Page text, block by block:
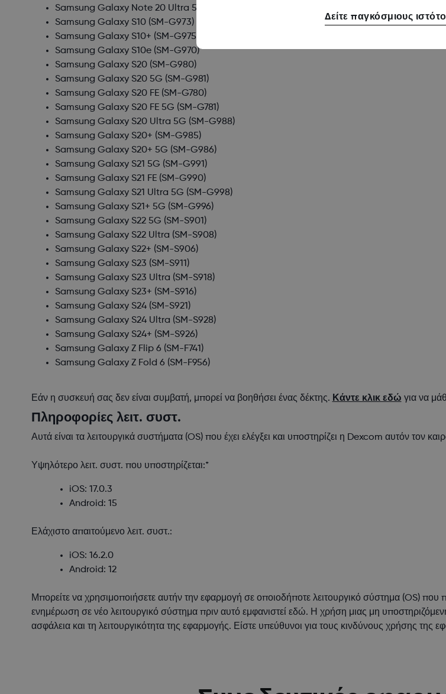
Samsung Galaxy Note 20 Ultra 5G
Samsung Galaxy S10(SM-G973)
Samsung Galaxy S10+ (SM-G975)
Samsung Galaxy S10e(SM-G970)
Samsung Galaxy S20(SM-G980)
Samsung Galaxy S20 5G (SM-G981)
Samsung Galaxy S20 FE(SM-G780)
Samsung Galaxy S20 FE 5G (SM-G781)
Samsung Galaxy S20 Ultra 5G (SM-G988)
Samsung Galaxy S20+ (SM-G985)
Samsung Galaxy S20+ 5G (SM-G986)
Samsung Galaxy S21 5G (SM-G991)
Samsung Galaxy S21 FE(SM-G990)
Samsung Galaxy S21 Ultra 5G (SM-G998)
Samsung Galaxy S21+ 5G (SM-G996)
Samsung Galaxy S22 5G (SM-S901)
Samsung Galaxy S22 Ultra (SM-S908)
Samsung Galaxy S22+ (SM-S906)
Samsung Galaxy S23 (SM-S911)
Samsung Galaxy S23 Ultra (SM-S918)
Samsung Galaxy S23+ (SM-S916)
Samsung Galaxy S24(SM-S921)
Samsung Galaxy S24 Ultra (SM-S928)
Samsung Galaxy S24+ (SM-S926)
Samsung Galaxy Z Flip 6 (SM-F741)
Samsung Galaxy Z Fold 6 (SM-F956)
Εάν η συσκευή σας δεν είναι συμβατή, μπορεί να βοηθήσει ένας δέκτης. Κάντε κλικ εδώ για να
Πληροφορίες λειτ. συστ.
Αυτά είναι τα λειτουργικά συστήματα (OS) που έχει ελέγξει και υποστηρίζει η Dexcom αυτόν τον
Υψηλότερο λειτ. συστ. που υποστηρίζεται:*
iOS: 17.0.3
Android: 15
Ελάχιστο απαιτούμενο λειτ. συστ.:
iOS: 16.2.0
Android: 12
Μπορείτε να χρησιμοποιήσετε αυτήν την εφαρμογή σε οποιοδήποτε λειτουργικό σύστημα (OS) που
ενημέρωση σε νέο λειτουργικό σύστημα πριν αυτό εμφανιστεί εδώ. Η χρήση μιας μη
ασφάλεια και τη λειτουργικότητα της εφαρμογής. Είστε υπεύθυνοι για τους κινδύνους χρήσης
Δείτε παγκόσμιους